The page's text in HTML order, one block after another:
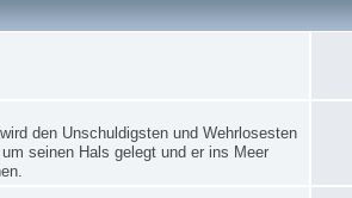
den Unschuldigsten und Wehrlosesten
seinen Hals gelegt und er ins Meer